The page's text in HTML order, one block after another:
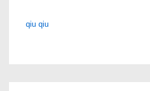
qiu qiu